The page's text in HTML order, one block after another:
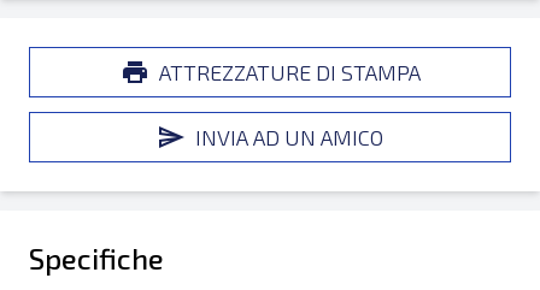
ATTREZZATURE DI STAMPA
INVIA AD UN AMICO
Specifiche